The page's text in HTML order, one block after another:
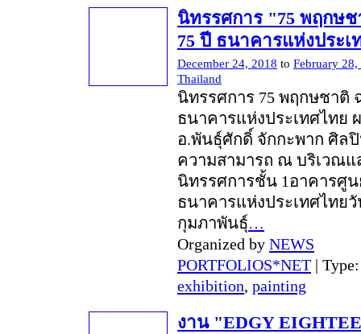
นิทรรศการ "75 พฤกษ
75 ปี ธนาคารแห่งประ
December 24, 2018 to February 28,
Thailand
นิทรรศการ 75 พฤกษชาติ
ธนาคารแห่งประเทศไทย
อ.พันธุ์ศักดิ์ จักกะพาก ศิล
ความสามารถ ณ บริเวณแ
นิทรรศการชั้น 1อาคารศูน
ธนาคารแห่งประเทศไทยวั
กุมภาพันธุ์…
Organized by NEWS
PORTFOLIOS*NET |
exhibition, painting
งาน "EDGY